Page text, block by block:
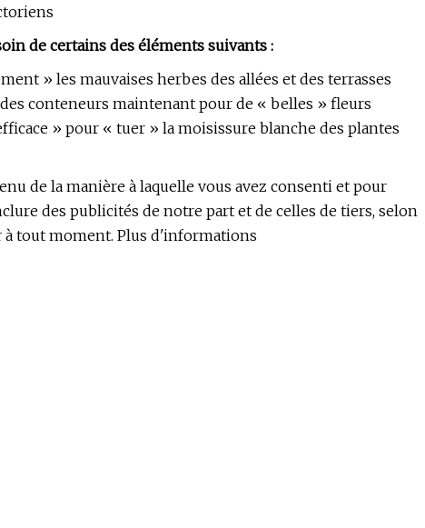
de certains des éléments suivants :
» les mauvaises herbes des allées et des terrasses
conteneurs maintenant pour de « belles » fleurs
» pour « tuer » la moisissure blanche des plantes
de la manière à laquelle vous avez consenti et pour
des publicités de notre part et de celles de tiers, selon
à tout moment. Plus d'informations